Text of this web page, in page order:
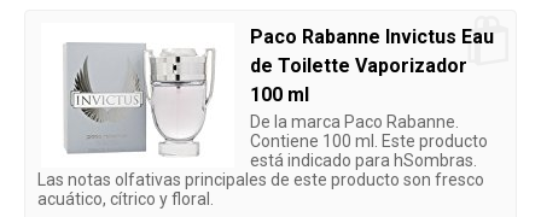
Paco Rabanne Invictus Eau
de Toilette Vaporizador
100 ml
De la marca Paco Rabanne.
Contiene 100 ml. Este producto
está indicado para hSombras.
Las notas olfativas principales de este producto son fresco
acuático, cítrico y floral.